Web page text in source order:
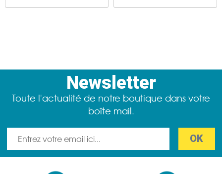
Newsletter
Toute l'actualité de notre boutique dans votre
boîte mail.